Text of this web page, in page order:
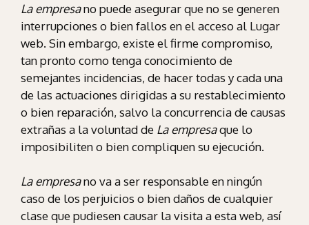
La empresano puede asegurar que no se generen
interrupciones o bien fallos en el acceso al Lugar
web. Sin embargo, existe el firme compromiso,
tan pronto como tenga conocimiento de
semejantes incidencias, de hacer todas y cada una
de las actuaciones dirigidas a su restablecimiento
o bien reparación, salvo la concurrencia de causas
extrañas a la voluntad de La empresaque lo
imposibiliten o bien compliquen su ejecución.
La empresano va a ser responsable en ningún
caso de los perjuicios o bien daños de cualquier
clase que pudiesen causar la visita a esta web, así